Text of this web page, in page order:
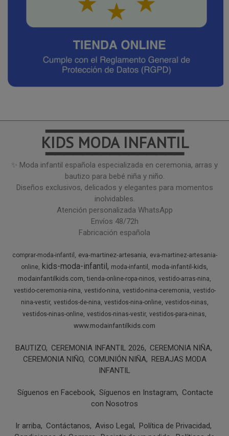
━━━━━━━━━━━━━━━
KIDS MODA INFANTIL
━━━━━━━━━━━━━━━
✨ Moda infantil española especializada en ceremonia, arras y
bautizo para bebé niña y niño.
Diseños exclusivos, delicados y elegantes para momentos
inolvidables.
Atención personalizada WhatsApp
Envíos 48/72h
Fabricación española
comprar-moda-infantil eva-martinez-artesania
eva-martinez-artesania-
online
kids-moda-infantil moda-infantil
moda-infantil-kids
modainfantilkids.com tienda-online-ropa-ninos vestido-arras-nina
vestido-ceremonia-nina vestido-nina vestido-nina-ceremonia vestido-
nina-vestir vestidos-de-nina vestidos-nina-online vestidos-ninas
vestidos-ninas-online vestidos-ninas-vestir vestidos-para-ninas
www.modainfantilkids.com
BAUTIZO CEREMONIA INFANTIL 2026
CEREMONIA NIÑA
CEREMONIA NIÑO COMUNIÓN NIÑA
REBAJAS MODA
INFANTIL
Síguenos en Facebook Síguenos en Instagram
Contacte
con Nosotros
Ir arriba Contáctanos Aviso Legal
Política de Privacidad